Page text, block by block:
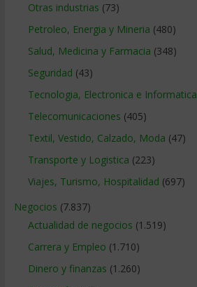
Otras industrias (73)
Petroleo, Energia y Mineria (480)
Salud, Medicina y Farmacia (348)
Seguridad (43)
Tecnologia, Electronica e Informatica
Telecomunicaciones (405)
Textil, Vestido, Calzado, Moda (47)
Transporte y Logistica (223)
Viajes, Turismo, Hospitalidad (697)
Negocios (7.837)
Actualidad de negocios (1.519)
Carrera y Empleo (1.710)
Dinero y finanzas (1.260)